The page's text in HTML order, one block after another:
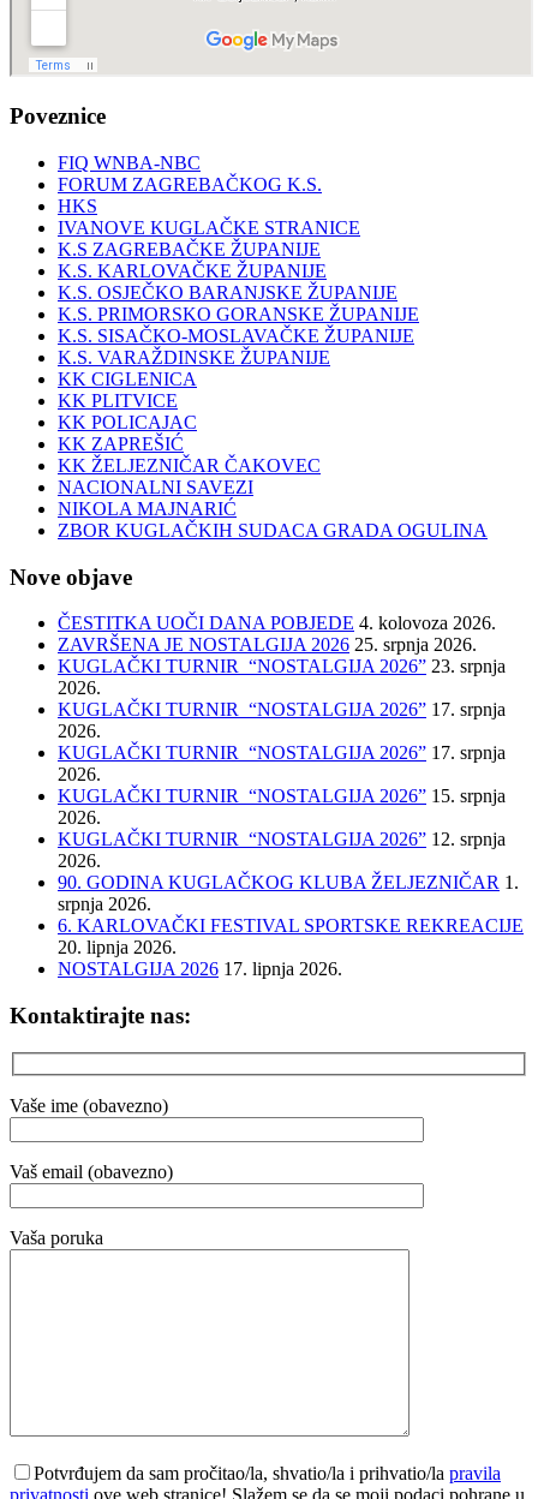
Poveznice
FIQ WNBA-NBC
FORUM ZAGREBAČKOG K.S.
HKS
IVANOVE KUGLAČKE STRANICE
K.S ZAGREBAČKE ŽUPANIJE
K.S. KARLOVAČKE ŽUPANIJE
K.S. OSJEČKO BARANJSKE ŽUPANIJE
K.S. PRIMORSKO GORANSKE ŽUPANIJE
K.S. SISAČKO-MOSLAVAČKE ŽUPANIJE
K.S. VARAŽDINSKE ŽUPANIJE
KK CIGLENICA
KK PLITVICE
KK POLICAJAC
KK ZAPREŠIĆ
KK ŽELJEZNIČAR ČAKOVEC
NACIONALNI SAVEZI
NIKOLA MAJNARIĆ
ZBOR KUGLAČKIH SUDACA GRADA OGULINA
Nove objave
ČESTITKA UOČI DANA POBJEDE 4. kolovoza 2026.
ZAVRŠENA JE NOSTALGIJA 2026 25. srpnja 2026.
KUGLAČKI TURNIR “NOSTALGIJA 2026” 23. srpnja
2026.
KUGLAČKI TURNIR “NOSTALGIJA 2026” 17. srpnja
2026.
KUGLAČKI TURNIR “NOSTALGIJA 2026” 17. srpnja
2026.
KUGLAČKI TURNIR “NOSTALGIJA 2026” 15. srpnja
2026.
KUGLAČKI TURNIR “NOSTALGIJA 2026” 12. srpnja
2026.
90. GODINA KUGLAČKOG KLUBA ŽELJEZNIČAR 1.
srpnja 2026.
6. KARLOVAČKI FESTIVAL SPORTSKE REKREACIJE
20. lipnja 2026.
NOSTALGIJA 2026 17. lipnja 2026.
Kontaktirajte nas:
Vaše ime (obavezno)
Vaš email (obavezno)
Vaša poruka
Potvrđujem da sam pročitao/la, shvatio/la i prihvatio/la pravila
privatnosti ove web stranice! Slažem se da se moji podaci pohrane u